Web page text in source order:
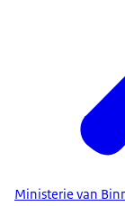
Ministerie van